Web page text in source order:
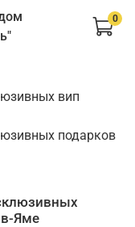
0
вип
подарков
Яме